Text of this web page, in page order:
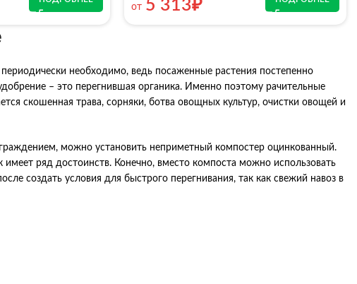
от 5 313₽
необходимо, ведь посаженные растения постепенно
– это перегнившая органика. Именно поэтому рачительные
скошенная трава, сорняки, ботва овощных культур, очистки овощей и
можно установить неприметный компостер оцинкованный.
ряд достоинств. Конечно, вместо компоста можно использовать
создать условия для быстрого перегнивания, так как свежий навоз в